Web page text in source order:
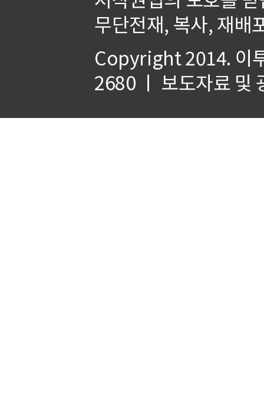
무단전재, 복사, 재배
Copyright 2014. 이
2680 ㅣ 보도자료